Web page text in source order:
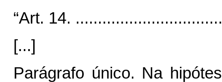
“Art. 14.
[...]
Parágrafo único. Na